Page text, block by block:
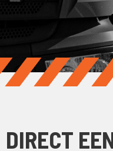
DIRECT